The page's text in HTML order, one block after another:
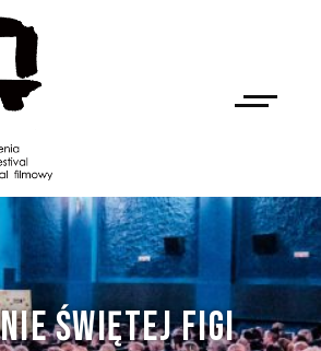
ŚWIĘTEJ FIGI